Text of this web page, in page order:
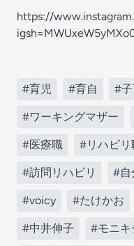
https://
#育児 #育自 #子
#ワーキングマザー
#医療職 #リハビリ
#訪問リハビリ #自
#voicy #たけかお
#中井伸子 #モニキ